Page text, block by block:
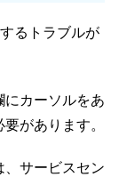
るトラブルが
にカーソルをあ
があります。
、サービスセン